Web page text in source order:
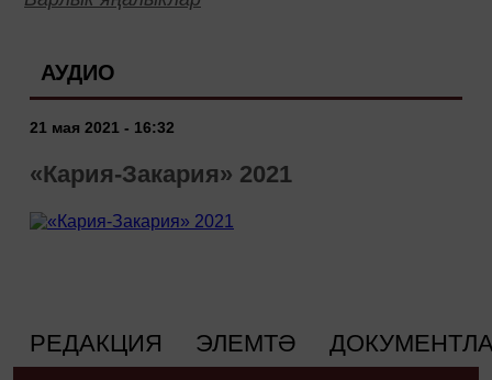
АУДИО
21 мая 2021 - 16:32
«Кария-Закария» 2021
РЕДАКЦИЯ ЭЛЕМТӘ